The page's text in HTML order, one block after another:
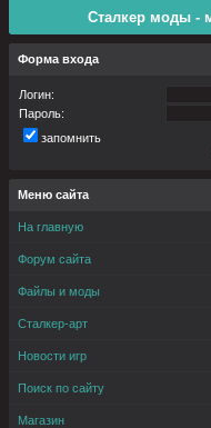
Сталкер моды -
Форма входа
Логин:
Пароль:
запомнить
Меню сайта
На главную
Форум сайта
Файлы и моды
Сталкер-арт
Новости игр
Поиск по сайту
Магазин